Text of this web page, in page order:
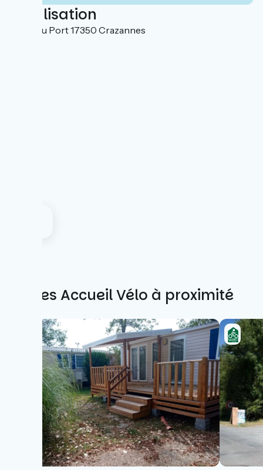
Localisation
14 rue du Port 17350 Crazannes
Autres Accueil Vélo à proximité